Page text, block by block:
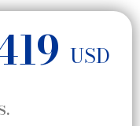
USD